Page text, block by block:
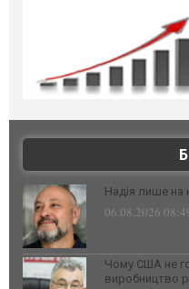
Надія лише на
06.08.2026
Чому США не
виробництво